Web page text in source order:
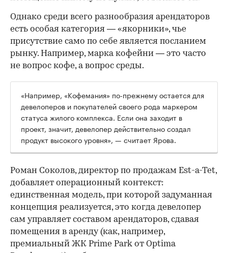
Однако среди всего разнообразия арендаторов
есть особая категория — «якорники», чье
присутствие само по себе является посланием
рынку. Например, марка кофейни — это часто
не вопрос кофе, а вопрос среды.
«Например, «Кофемания» по-прежнему остается для
девелоперов и покупателей своего рода маркером
статуса жилого комплекса. Если она заходит в
проект, значит, девелопер действительно создал
продукт высокого уровня», — считает Ярова.
Роман Соколов, директор по продажам Est-a-Tet,
добавляет операционный контекст:
единственная модель, при которой задуманная
концепция реализуется, это когда девелопер
сам управляет составом арендаторов, сдавая
помещения в аренду (как, например,
премиальный ЖК Prime Park от Optima